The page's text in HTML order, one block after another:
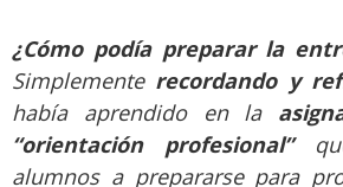
¿Cómo podía preparar la
Simplemente recordando y
había aprendido en la
“orientación profesional”
alumnos a prepararse para